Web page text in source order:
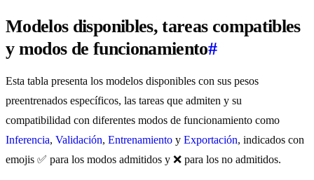
Modelos disponibles, tareas compatibles
y modos de funcionamiento#
Esta tabla presenta los modelos disponibles con sus pesos
preentrenados específicos, las tareas que admiten y su
compatibilidad con diferentes modos de funcionamiento como
Inferencia, Validación, Entrenamiento y Exportación, indicados con
emojis ✅ para los modos admitidos y ❌ para los no admitidos.